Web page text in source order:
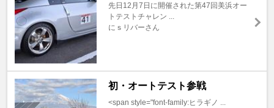
先日12月7日に開催された第47回美浜オー
トテストチャレン ...
にｓリバーさん
初・オートテスト参戦
<span style="font-family:ヒラギノ ...